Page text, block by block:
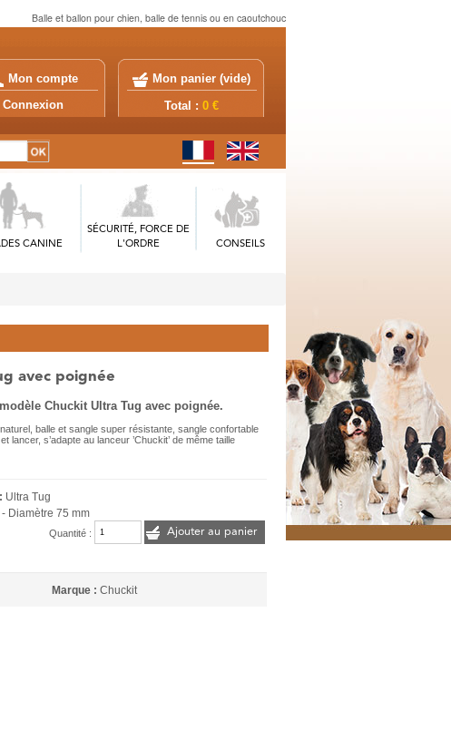
Balle et ballon pour chien, balle de tennis ou en caoutchouc
Mon compte
Connexion
Mon panier (vide)
Total : 0 €
CANINE
SÉCURITÉ, FORCE DE
L'ORDRE
CONSEILS
avec poignée
Chuckit Ultra Tug avec poignée.
balle et sangle super résistante, sangle confortable
lancer, s’adapte au lanceur ’Chuckit’ de même taille
Ultra Tug
- Diamètre 75 mm
Quantité : Ajouter au panier
Marque : Chuckit